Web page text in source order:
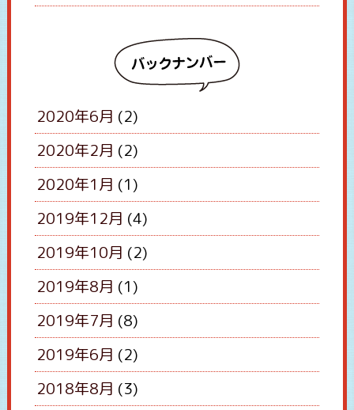
2020年6月 (2)
2020年2月 (2)
2020年1月 (1)
2019年12月 (4)
2019年10月 (2)
2019年8月 (1)
2019年7月 (8)
2019年6月 (2)
2018年8月 (3)